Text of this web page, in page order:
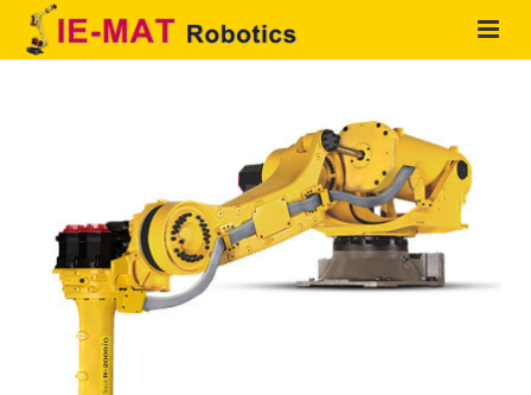
SOLUCIONES
SERVICIOS
CONTACTO